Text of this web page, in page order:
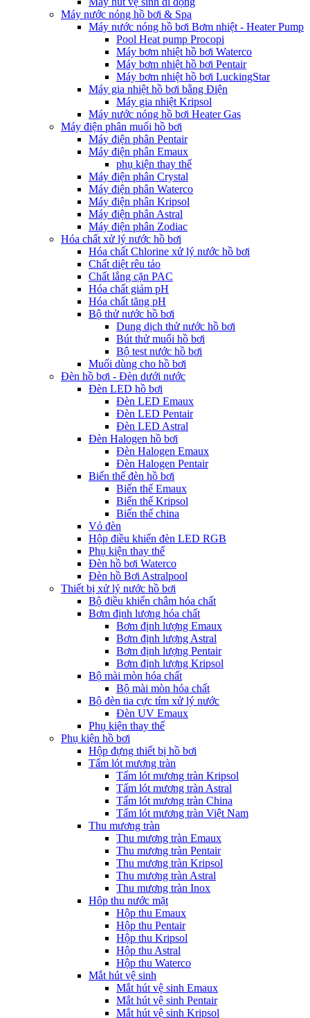
Máy nước nóng hồ bơi & Spa
Máy nước nóng hồ bơi Bơm nhiệt - Heater Pump
Pool Heat pump Procopi
Máy bơm nhiệt hồ bơi Waterco
Máy bơm nhiệt hồ bơi Pentair
Máy bơm nhiệt hồ bơi LuckingStar
Máy gia nhiệt hồ bơi bằng Điện
Máy gia nhiệt Kripsol
Máy nước nóng hồ bơi Heater Gas
Máy điện phân muối hồ bơi
Máy điện phân Pentair
Máy điện phân Emaux
phụ kiện thay thế
Máy điện phân Crystal
Máy điện phân Waterco
Máy điện phân Kripsol
Máy điện phân Astral
Máy điện phân Zodiac
Hóa chất xử lý nước hồ bơi
Hóa chất Chlorine xử lý nước hồ bơi
Chất diệt rêu tảo
Chất lắng cặn PAC
Hóa chất giảm pH
Hóa chất tăng pH
Bộ thử nước hồ bơi
Dung dịch thử nước hồ bơi
Bút thử muối hồ bơi
Bộ test nước hồ bơi
Muối dùng cho hồ bơi
Đèn hồ bơi - Đèn dưới nước
Đèn LED hồ bơi
Đèn LED Emaux
Đèn LED Pentair
Đèn LED Astral
Đèn Halogen hồ bơi
Đèn Halogen Emaux
Đèn Halogen Pentair
Biến thế đèn hồ bơi
Biến thế Emaux
Biến thế Kripsol
Biến thế china
Vỏ đèn
Hộp điều khiển đèn LED RGB
Phụ kiện thay thế
Đèn hồ bơi Waterco
Đèn hồ Bơi Astralpool
Thiết bị xử lý nước hồ bơi
Bộ điều khiển châm hóa chất
Bơm định lượng hóa chất
Bơm định lượng Emaux
Bơm định lượng Astral
Bơm định lượng Pentair
Bơm định lượng Kripsol
Bộ mài mòn hóa chất
Bộ mài mòn hóa chất
Bộ đèn tia cực tím xử lý nước
Đèn UV Emaux
Phụ kiện thay thế
Phụ kiện hồ bơi
Hộp đựng thiết bị hồ bơi
Tấm lót mương tràn
Tấm lót mương tràn Kripsol
Tấm lót mương tràn Astral
Tấm lót mương tràn China
Tấm lót mương tràn Việt Nam
Thu mương tràn
Thu mương tràn Emaux
Thu mương tràn Pentair
Thu mương tràn Kripsol
Thu mương tràn Astral
Thu mương tràn Inox
Hôp thu nước mặt
Hộp thu Emaux
Hộp thu Pentair
Hộp thu Kripsol
Hộp thu Astral
Hộp thu Waterco
Mắt hút vệ sinh
Mắt hút vệ sinh Emaux
Mắt hút vệ sinh Pentair
Mắt hút vệ sinh Kripsol